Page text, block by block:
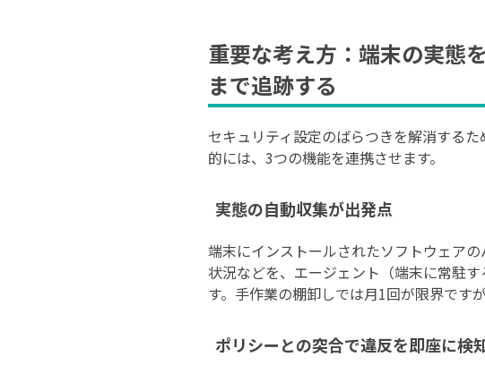
重要な考え方：端末の実態
まで追跡する
セキュリティ設定のばらつきを解消する
的には、3つの機能を連携させます。
実態の自動収集が出発点
端末にインストールされたソフトウェア
状況などを、エージェント（端末に常駐
す。手作業の棚卸しでは月1回が限界です
ポリシーとの突合で違反を即座に検